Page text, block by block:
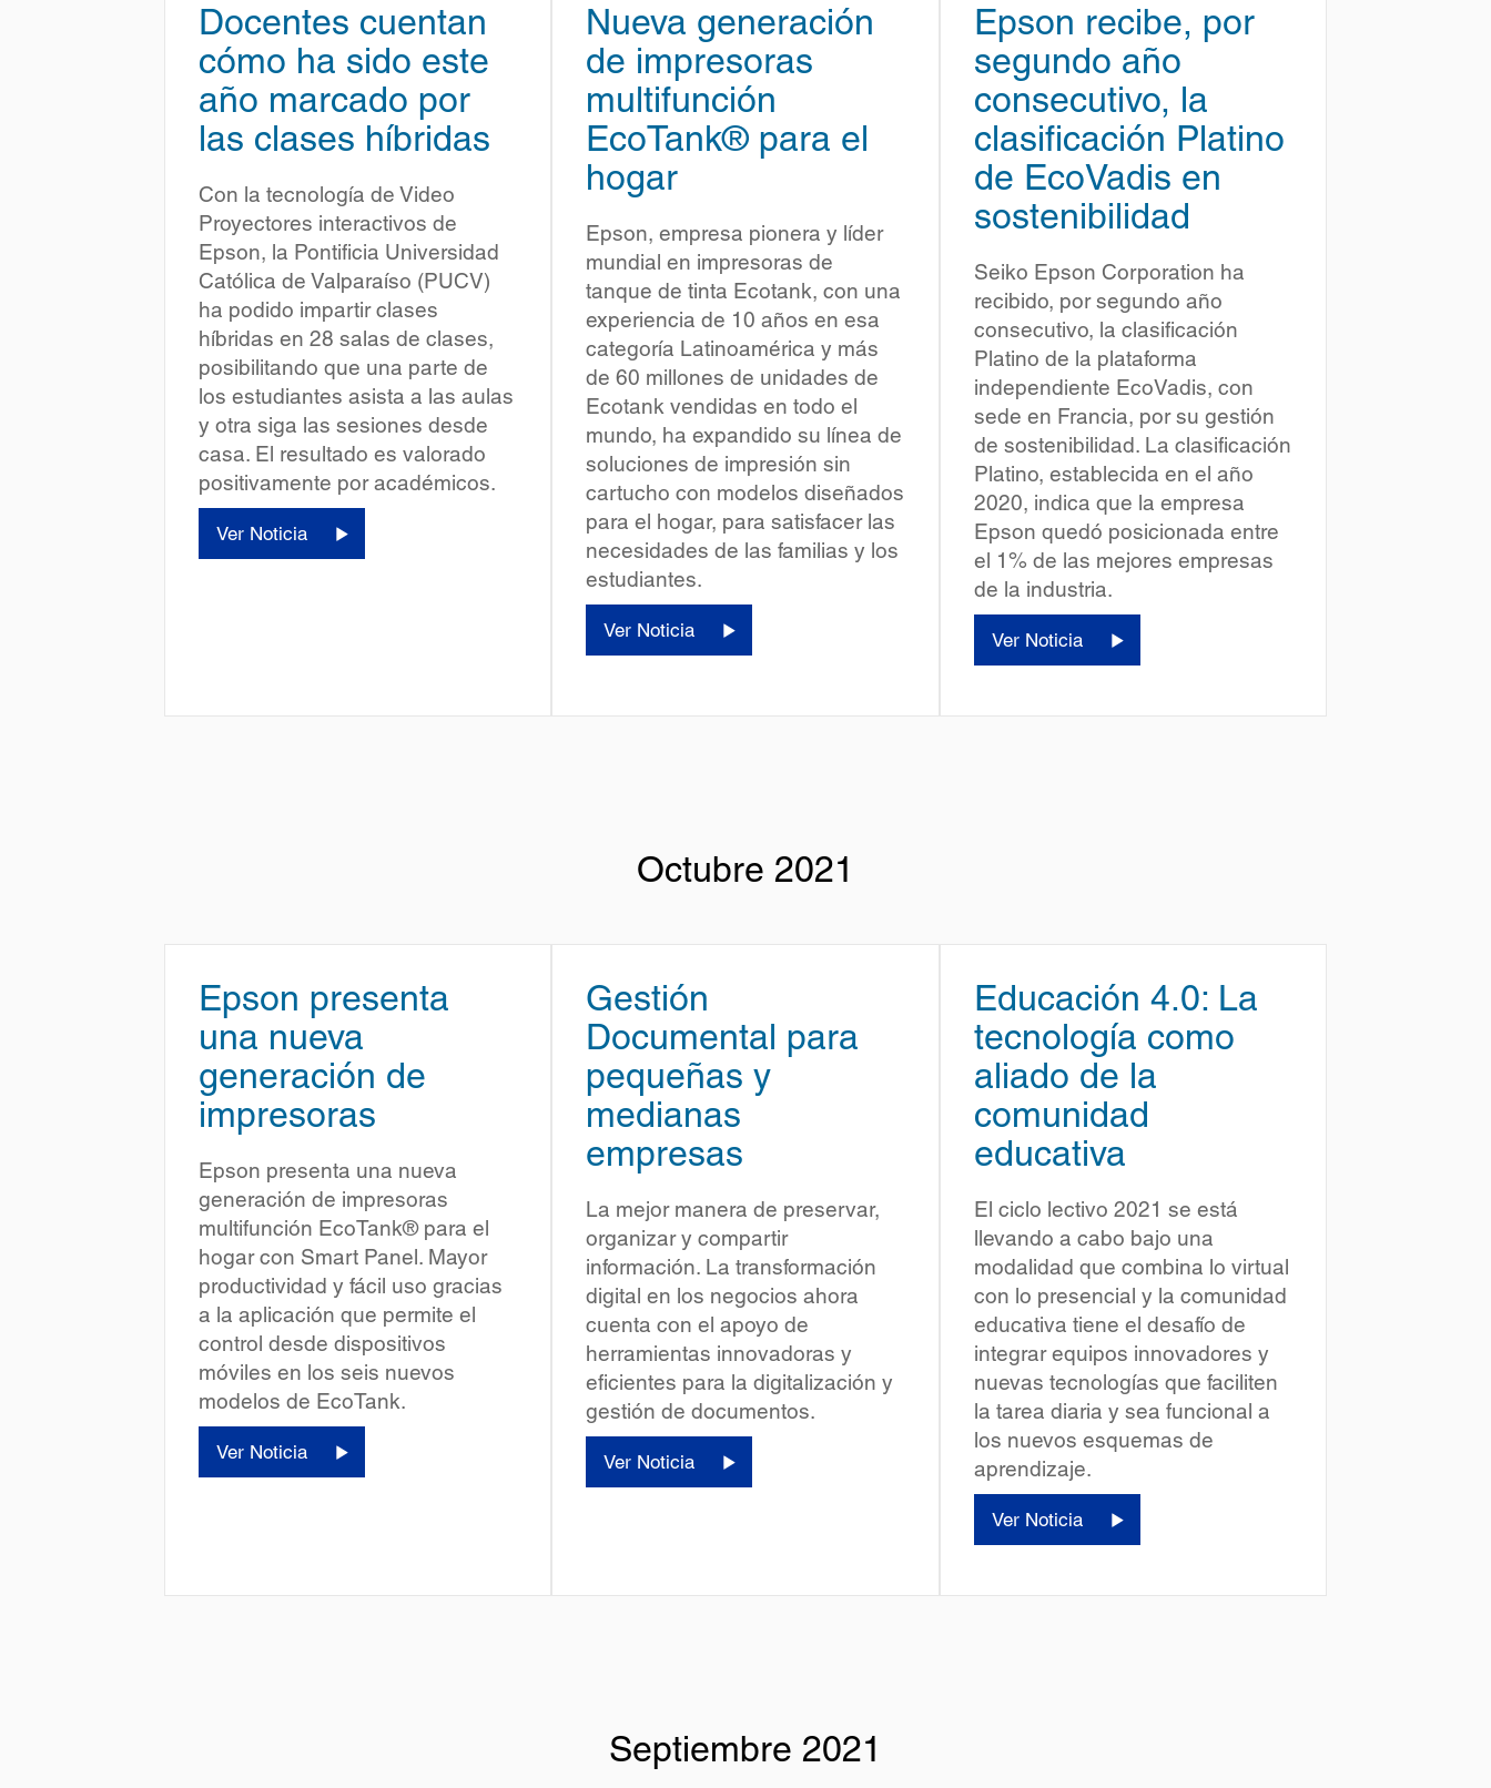
Docentes cuentan
cómo ha sido este
año marcado por
las clases híbridas
Con la tecnología de Video
Proyectores interactivos de
Epson, la Pontificia Universidad
Católica de Valparaíso (PUCV)
ha podido impartir clases
híbridas en 28 salas de clases,
posibilitando que una parte de
los estudiantes asista a las aulas
y otra siga las sesiones desde
casa. El resultado es valorado
positivamente por académicos.
Ver Noticia
Nueva generación
de impresoras
multifunción
EcoTank® para el
hogar
Epson, empresa pionera y líder
mundial en impresoras de
tanque de tinta Ecotank, con una
experiencia de 10 años en esa
categoría Latinoamérica y más
de 60 millones de unidades de
Ecotank vendidas en todo el
mundo, ha expandido su línea de
soluciones de impresión sin
cartucho con modelos diseñados
para el hogar, para satisfacer las
necesidades de las familias y los
estudiantes.
Ver Noticia
Epson recibe, por
segundo año
consecutivo, la
clasificación Platino
de EcoVadis en
sostenibilidad
Seiko Epson Corporation ha
recibido, por segundo año
consecutivo, la clasificación
Platino de la plataforma
independiente EcoVadis, con
sede en Francia, por su gestión
de sostenibilidad. La clasificación
Platino, establecida en el año
2020, indica que la empresa
Epson quedó posicionada entre
el 1% de las mejores empresas
de la industria.
Ver Noticia
Octubre 2021
Epson presenta
una nueva
generación de
impresoras
Epson presenta una nueva
generación de impresoras
multifunción EcoTank® para el
hogar con Smart Panel. Mayor
productividad y fácil uso gracias
a la aplicación que permite el
control desde dispositivos
móviles en los seis nuevos
modelos de EcoTank.
Ver Noticia
Gestión
Documental para
pequeñas y
medianas
empresas
La mejor manera de preservar,
organizar y compartir
información. La transformación
digital en los negocios ahora
cuenta con el apoyo de
herramientas innovadoras y
eficientes para la digitalización y
gestión de documentos.
Ver Noticia
Educación 4.0: La
tecnología como
aliado de la
comunidad
educativa
El ciclo lectivo 2021 se está
llevando a cabo bajo una
modalidad que combina lo virtual
con lo presencial y la comunidad
educativa tiene el desafío de
integrar equipos innovadores y
nuevas tecnologías que faciliten
la tarea diaria y sea funcional a
los nuevos esquemas de
aprendizaje.
Ver Noticia
Septiembre 2021